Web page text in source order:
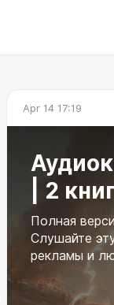
Apr 14 17:19
| 2
Полная
Слушайте
рекламы и